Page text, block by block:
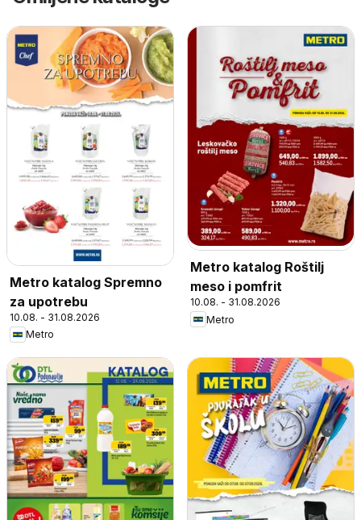
Metro katalog Spremno
za upotrebu
10.08. - 31.08.2026
Metro
Metro katalog Roštilj
meso i pomfrit
10.08. - 31.08.2026
Metro